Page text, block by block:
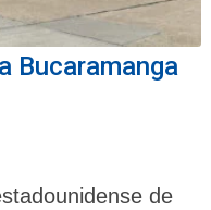
Bucaramanga
de